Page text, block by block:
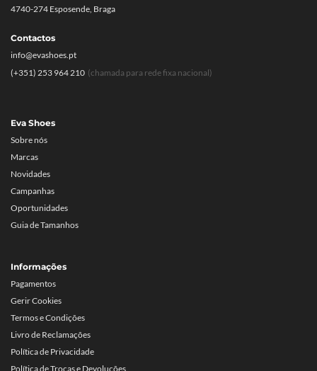
Eva Shoes
Sobre nós
Marcas
Novidades
Campanhas
Oportunidades
Guia de Tamanhos
Informações
Pagamentos
Gerir Cookies
Termos e Condições
Livro de Reclamações
Política de Privacidade
Política de Trocas e Devoluções
4740-274 Esposende, Braga
Contactos
info@evashoes.pt
(+351) 253 964 210 (chamada para rede fixa nacional)